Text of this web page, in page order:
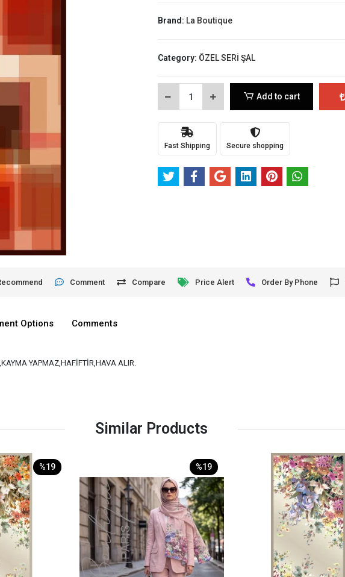
Brand: La Boutique
Category: ÖZEL SERİ ŞAL
Add to cart
Fast Shipping Secure shopping
Comment Compare Price Alert Order By Phone
Options Comments
YAPMAZ,HAFİFTİR,HAVA ALIR.
Similar Products
%19 %19